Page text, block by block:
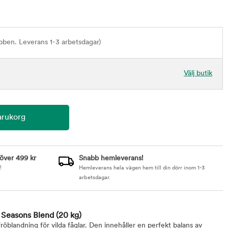
Leverans 1-3 arbetsdagar)
Välj butik
499 kr Snabb hemleverans!
Hemleverans hela vägen hem till din dörr inom 1-3
arbetsdagar.
Blend (20 kg)
för vilda fåglar. Den innehåller en perfekt balans av